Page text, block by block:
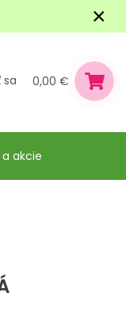
×
sa 0,00 €
akcie